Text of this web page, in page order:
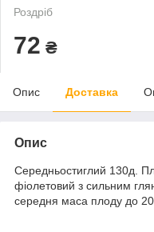
Роздріб
72 ₴
Опис Доставка
Опис
Середньостиглий 130д.
фіолетовий з сильним
середня маса плоду до